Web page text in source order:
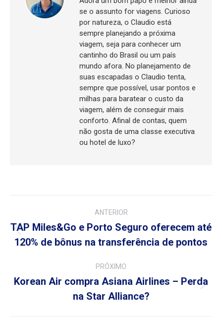
se o assunto for viagens. Curioso
por natureza, o Claudio está
sempre planejando a próxima
viagem, seja para conhecer um
cantinho do Brasil ou um país
mundo afora. No planejamento de
suas escapadas o Claudio tenta,
sempre que possível, usar pontos e
milhas para baratear o custo da
viagem, além de conseguir mais
conforto. Afinal de contas, quem
não gosta de uma classe executiva
ou hotel de luxo?
de
post:
ANTERIOR
anterior:
TAP Miles&Go e Porto Seguro oferecem até
120% de bônus na transferência de pontos
PRÓXIMO
post:
Korean Air compra Asiana Airlines – Perda
na Star Alliance?